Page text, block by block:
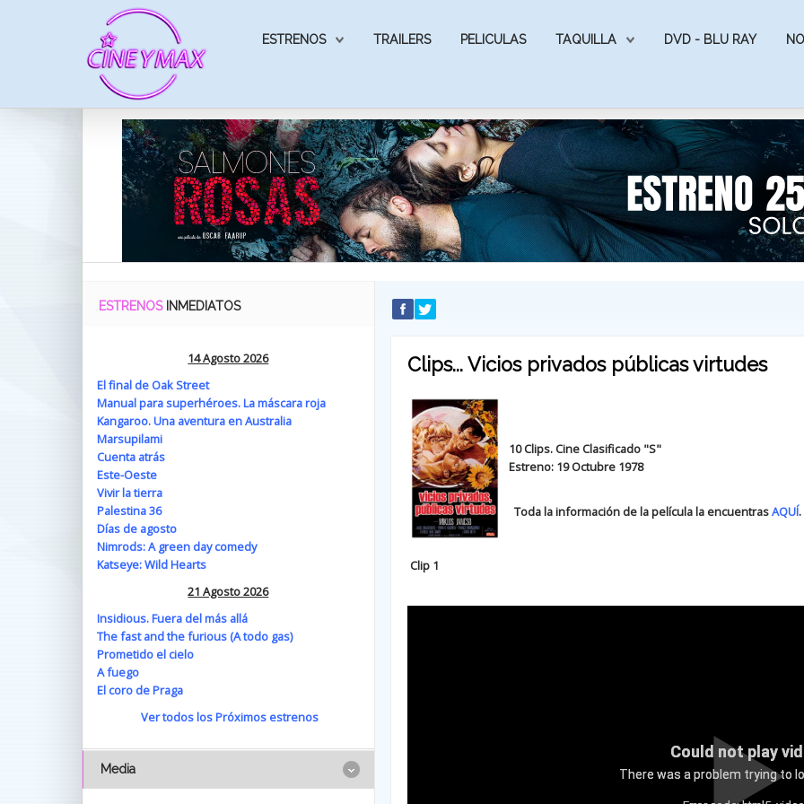
ESTRENOS TRAILERS PELICULAS TAQUILLA DVD - BLU RAY
Clips... Vicios privados públicas virtudes
10 Clips. Cine Clasificado "S"
Estreno: 19 Octubre 1978
Toda la información de la película la encuentrasAQUÍ.
Clip 1
Could not play
There was a problem trying to
ESTRENOS INMEDIATOS
14 Agosto 2026
El final de Oak Street
Manual para superhéroes. La máscara roja
Kangaroo. Una aventura en Australia
Marsupilami
Cuenta atrás
Este-Oeste
Vivir la tierra
Palestina 36
Días de agosto
Nimrods: A green day comedy
Katseye: Wild Hearts
21 Agosto 2026
Insidious. Fuera del más allá
The fast and the furious (A todo gas)
Prometido el cielo
A fuego
El coro de Praga
Ver todos los Próximos estrenos
Media